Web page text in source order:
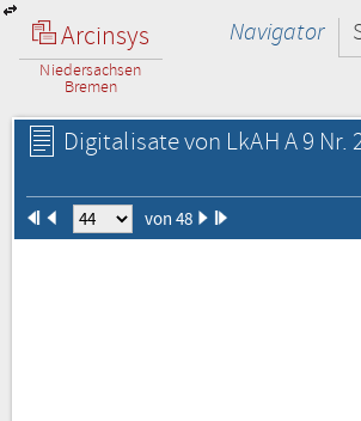
Arcinsys
Niedersachsen
Bremen
Navigator
Digitalisate von LkAH A 9 Nr.
von 48